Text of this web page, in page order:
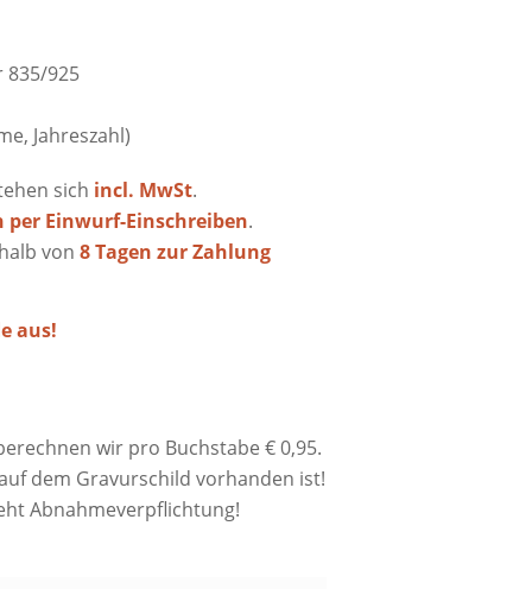
835/925
Jahreszahl)
sich incl. MwSt.
per Einwurf-Einschreiben.
von 8 Tagen zur Zahlung
aus!
wir pro Buchstabe € 0,95.
dem Gravurschild vorhanden ist!
Abnahmeverpflichtung!